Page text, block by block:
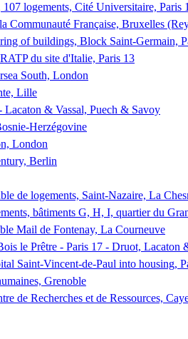
107 logements, Cité Universitaire, Paris
Communauté Française, Bruxelles
of buildings, Block Saint-Germain,
du site d'Italie, Paris 13
South, London
Lille
Lacaton & Vassal, Puech & Savoy
Herzégovine
London
Berlin
de logements, Saint-Nazaire, La
bâtiments G, H, I, quartier du
Mail de Fontenay, La Courneuve
le Prêtre - Paris 17 - Druot, Lacaton
Saint-Vincent-de-Paul into housing,
Grenoble
de Recherches et de Ressources,